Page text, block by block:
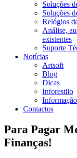
Soluções
Soluções
Relógios
Análise,
existentes
Suporte
Notícias
Artsoft
Blog
Dicas
Inforestilo
Contactos
Para Pagar
Finanças!